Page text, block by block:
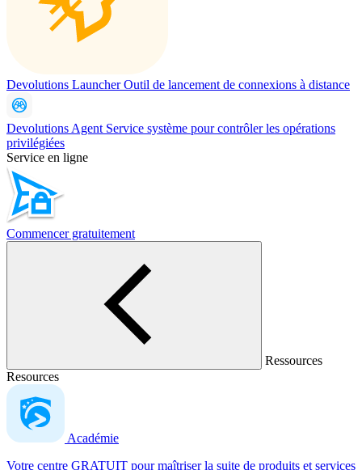
Devolutions Launcher Outil de lancement de connexions à distance
Devolutions Agent Service système pour contrôler les opérations
privilégiées
Service en ligne
Commencer gratuitement
Ressources
Resources
Académie
Votre centre GRATUIT pour maîtriser la suite de produits et services